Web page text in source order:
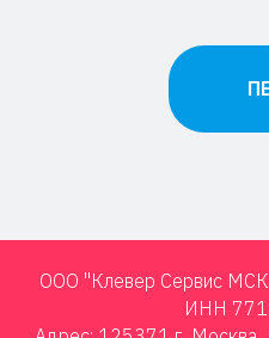
ООО "Клевер Сервис
ИНН